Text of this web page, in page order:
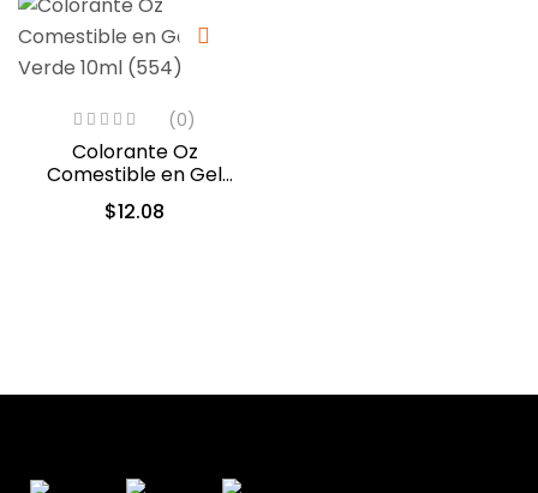
(0)
Colorante Oz
Comestible en Gel
Verde 10ml (554)
$12.08